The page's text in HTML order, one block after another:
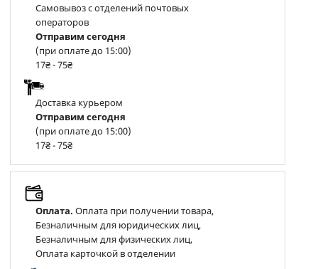
Самовывоз с отделений почтовых
операторов
Отправим сегодня
(при оплате до 15:00)
17₴ - 75₴
Доставка курьером
Отправим сегодня
(при оплате до 15:00)
17₴ - 75₴
Оплата. Оплата при получении товара,
Безналичным для юридических лиц,
Безналичным для физических лиц,
Оплата карточкой в отделении